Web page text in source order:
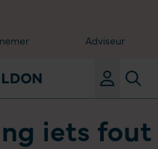
Adviseur
iets fout